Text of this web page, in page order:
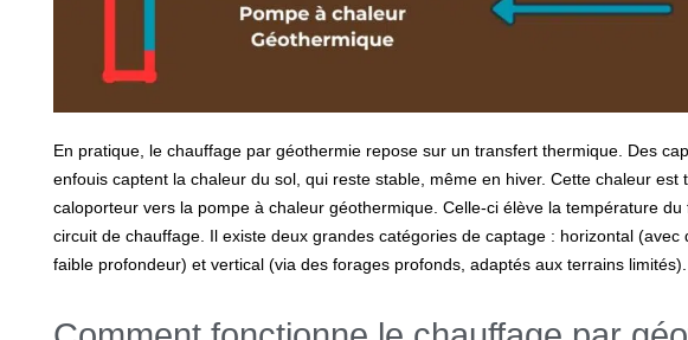
En pratique, le chauffage par géothermie repose sur un transfert thermique. Des
enfouis captent la chaleur du sol, qui reste stable, même en hiver. Cette chaleur est
caloporteur vers la pompe à chaleur géothermique. Celle-ci élève la température
circuit de chauffage. Il existe deux grandes catégories de captage : horizontal (avec
faible profondeur) et vertical (via des forages profonds, adaptés aux terrains limités).